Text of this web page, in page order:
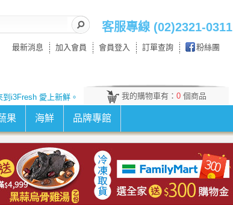
客服專線 (02)2321-0311
最新消息 加入會員 會員登入 訂單查詢 粉絲團
i3Fresh 愛上新鮮。 我的購物車有： 0 個商品
果 海鮮 品牌專館